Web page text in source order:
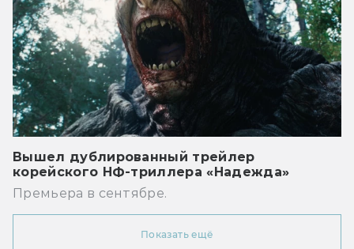
Вышел дублированный трейлер
корейского НФ-триллера «Надежда»
Премьера в сентябре.
Показать ещё